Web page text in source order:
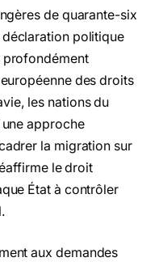
de quarante-six
politique
profondément
des droits
les nations du
approche
la migration sur
le droit
État à contrôler
aux demandes